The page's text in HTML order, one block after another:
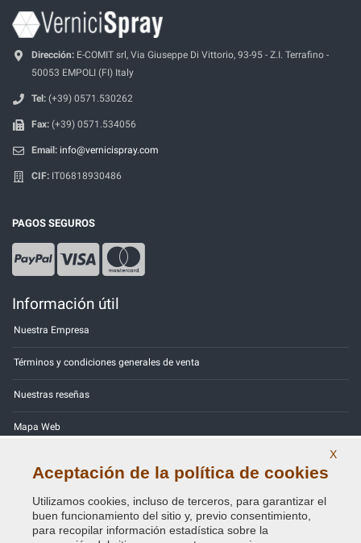
Dirección: E-COMIT srl, Via Giuseppe Di Vittorio, 93-95 - Z.I. Terrafino -
50053 EMPOLI (FI) Italy
Tel: (+39) 0571.530262
Fax: (+39) 0571.534056
Email: info@vernicispray.com
CIF: IT06818930486
PAGOS SEGUROS
Información útil
Nuestra Empresa
Términos y condiciones generales de venta
Nuestras reseñas
Mapa Web
Política de Privacidad - RGPD
X
Aceptación de la política de cookies
Utilizamos cookies, incluso de terceros, para garantizar el
buen funcionamiento del sitio y, previo consentimiento,
para recopilar información estadística sobre la